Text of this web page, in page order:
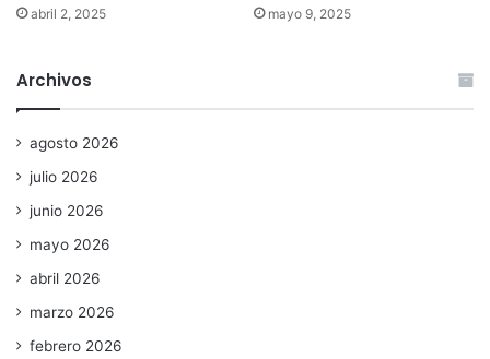
abril 2, 2025 mayo 9, 2025
Archivos
agosto 2026
julio 2026
junio 2026
mayo 2026
abril 2026
marzo 2026
febrero 2026